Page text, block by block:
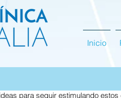
Inicio
para seguir estimulando